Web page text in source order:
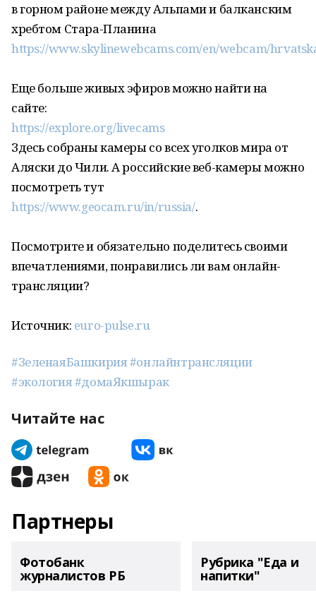
в горном районе между Альпами и балканским
хребтом Стара-Планина
https://www.skylinewebcams.com/en/webcam/
Еще больше живых эфиров можно найти на
сайте:
https://explore.org/livecams
Здесь собраны камеры со всех уголков мира от
Аляски до Чили. А российские веб-камеры можно
посмотреть тут
https://www.geocam.ru/in/russia/.
Посмотрите и обязательно поделитесь своими
впечатлениями, понравились ли вам онлайн-
трансляции?
Источник: euro-pulse.ru
#ЗеленаяБашкирия#онлайнтрансляции
#экология#домаЯкшырак
Читайте нас
Партнеры
Фотобанк
журналистов РБ
Рубрика "Еда и
напитки"